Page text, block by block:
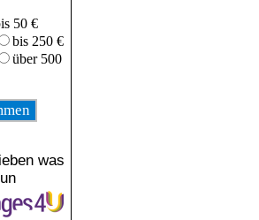
50 €
bis 250 €
über 500
was